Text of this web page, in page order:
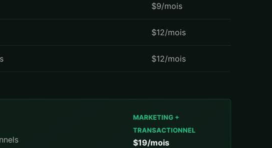
$9/mois
$12/mois
$12/mois
MARKETING +
TRANSACTIONNEL
$19/mois